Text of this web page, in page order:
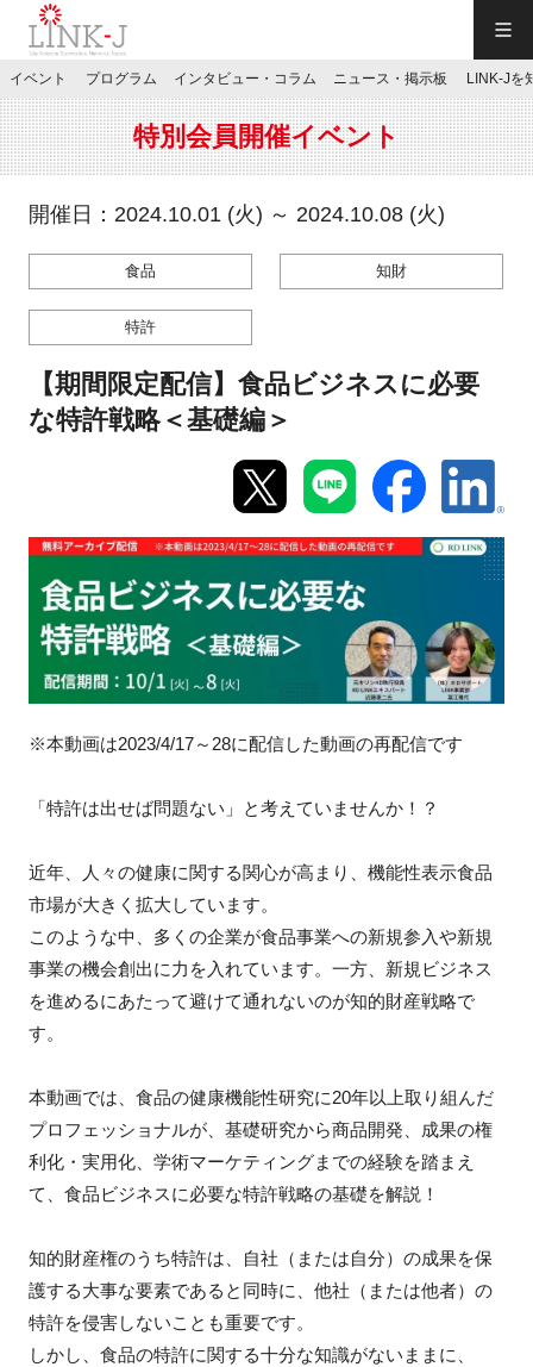
JP／EN
特別会員専用メニュー
お問い合わせ
イベント
プログラム
LINK-Jを知る
特別会員
FAQ
イベントお知らせメール登録
イベント プログラム インタビュー・コラム ニュース・掲示板 LINK-Jを
特別会員開催イベント
開催日：2024.10.01 (火) ～ 2024.10.08 (火)
食品 知財
特許
【期間限定配信】食品ビジネスに必要
な特許戦略＜基礎編＞
※本動画は2023/4/17～28に配信した動画の再配信です
「特許は出せば問題ない」と考えていませんか！？
近年、人々の健康に関する関心が高まり、機能性表示食品
市場が大きく拡大しています。
このような中、多くの企業が食品事業への新規参入や新規
事業の機会創出に力を入れています。一方、新規ビジネス
を進めるにあたって避けて通れないのが知的財産戦略で
す。
本動画では、食品の健康機能性研究に20年以上取り組んだ
プロフェッショナルが、基礎研究から商品開発、成果の権
利化・実用化、学術マーケティングまでの経験を踏まえ
て、食品ビジネスに必要な特許戦略の基礎を解説！
知的財産権のうち特許は、自社（または自分）の成果を保
護する大事な要素であると同時に、他社（または他者）の
特許を侵害しないことも重要です。
しかし、食品の特許に関する十分な知識がないままに、